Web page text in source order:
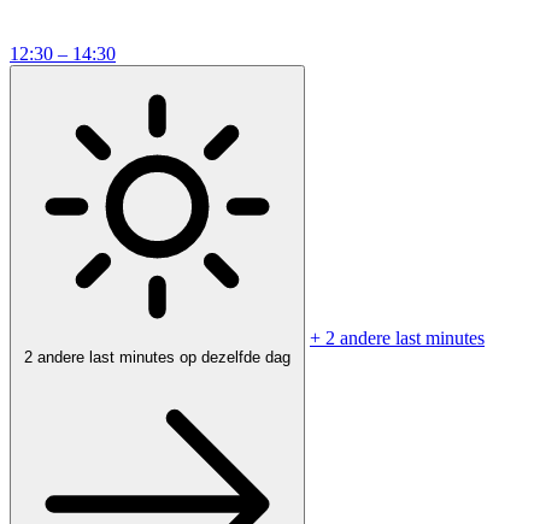
12:30 – 14:30
2 andere last minutes op dezelfde dag
+ 2 andere last minutes